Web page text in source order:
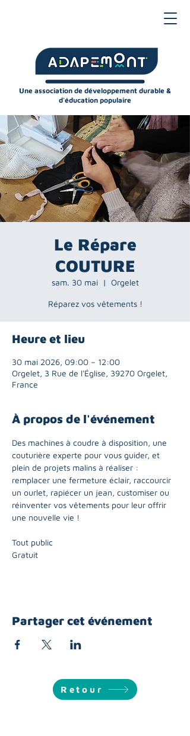
Une association de développement durable &
d'éducation populaire
Le Répare
COUTURE
sam. 30 mai
  |
Orgelet
Réparez vos vêtements !
Heure et lieu
30 mai 2026, 09:00 – 12:00
Orgelet, 3 Rue de l'Église, 39270 Orgelet,
France
À propos de l'événement
Des machines à coudre à disposition, une
couturière experte pour vous guider, et
plein de projets malins à réaliser :
remplacer une fermeture éclair, raccourcir
un ourlet, rapiécer un jean, customiser ou
réinventer vos vêtements pour leur offrir
une nouvelle vie !
Tout public
Gratuit
Partager cet événement
Retour